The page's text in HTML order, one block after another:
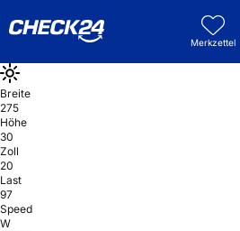
Merkzettel
Breite
275
Höhe
30
Zoll
20
Last
97
Speed
W